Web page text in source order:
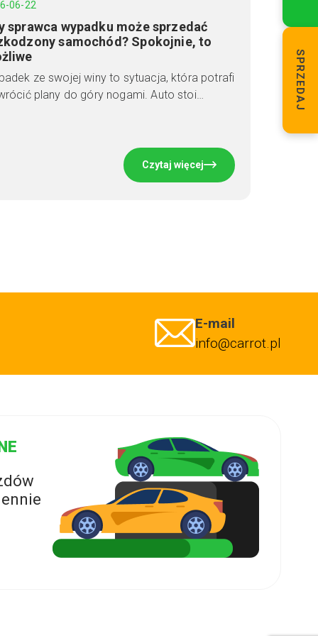
06-22
sprawca wypadku może sprzedać
samochód? Spokojnie, to
ze swojej winy to sytuacja, która potrafi
plany do góry nogami. Auto stoi…
Czytaj więcej
SPRZEDAJ
E-mail
info@carrot.pl